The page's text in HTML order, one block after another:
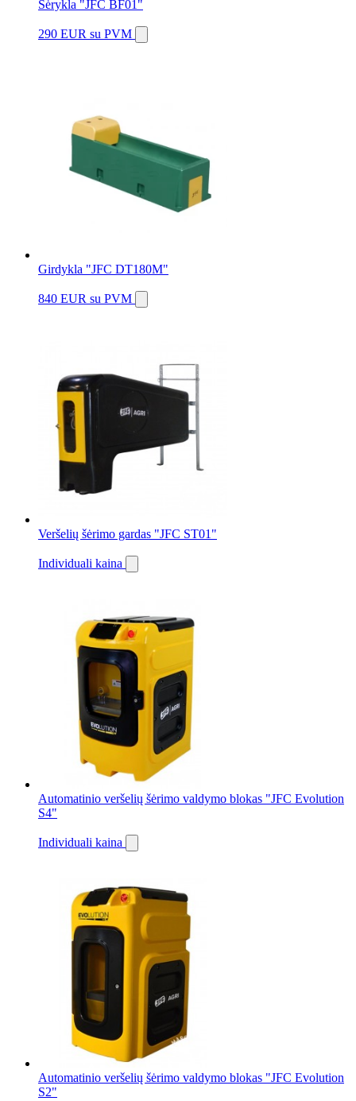
Šėrykla "JFC BF01"
290 EUR su PVM
Girdykla "JFC DT180M"
840 EUR su PVM
Veršelių šėrimo gardas "JFC ST01"
Individuali kaina
Automatinio veršelių šėrimo valdymo blokas "JFC Evolution
S4"
Individuali kaina
Automatinio veršelių šėrimo valdymo blokas "JFC Evolution
S2"